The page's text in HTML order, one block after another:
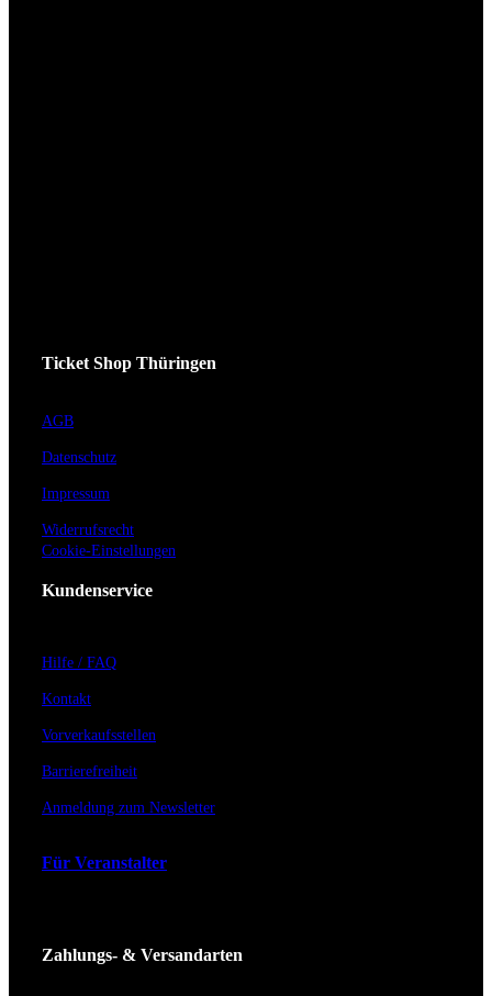
Ticket Shop Thüringen
AGB
Datenschutz
Impressum
Widerrufsrecht
Cookie-Einstellungen
Kundenservice
Hilfe / FAQ
Kontakt
Vorverkaufsstellen
Barrierefreiheit
Anmeldung zum Newsletter
Für Veranstalter
Zahlungs- & Versandarten